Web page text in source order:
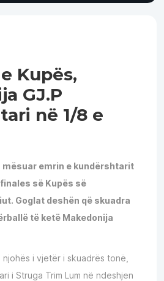
Kupës,
GJ.P
në 1/8 e
mësuar emrin e kundërshtarit
së Kupës së
Goglat deshën që skuadra
të ketë Makedonija
njohës i vjetër i skuadrës tonë,
i Struga Trim Lum në ndeshjen